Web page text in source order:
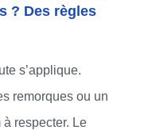
? Des règles
s’applique.
remorques ou un
respecter. Le